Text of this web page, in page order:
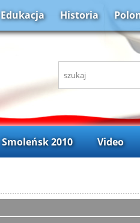
Edukacja Historia
Smoleńsk 2010 Video